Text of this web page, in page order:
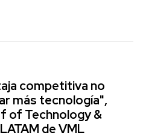
competitiva no
más tecnología",
of Technology &
de VML